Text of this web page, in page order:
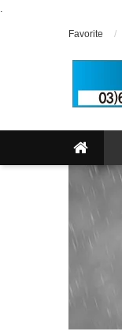
.
Favorite